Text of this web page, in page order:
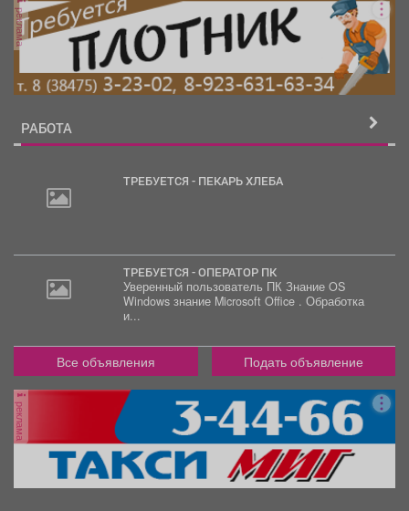
реклама
РАБОТА
ТРЕБУЕТСЯ - ПЕКАРЬ ХЛЕБА
ТРЕБУЕТСЯ - ОПЕРАТОР ПК
Уверенный пользователь ПК Знание OS
Windows знание Microsoft Office . Обработка
и...
Все объявления Подать объявление
реклама